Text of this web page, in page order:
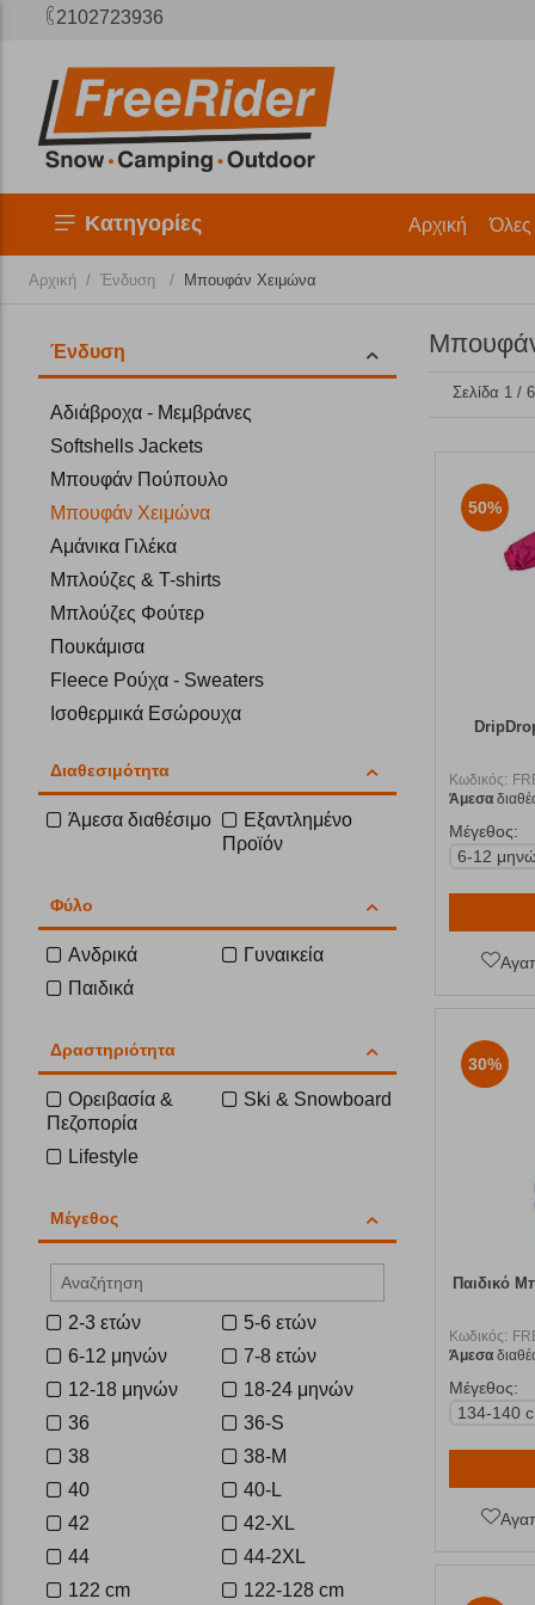
2102723936
Κατηγορίες Αρχική Όλες
Αρχική / Ένδυση / Μπουφάν Χειμώνα
Ένδυση
Αδιάβροχα - Μεμβράνες
Softshells Jackets
Μπουφάν Πούπουλο
Μπουφάν Χειμώνα
Αμάνικα Γιλέκα
Μπλούζες & T-shirts
Μπλούζες Φούτερ
Πουκάμισα
Fleece Ρούχα - Sweaters
Ισοθερμικά Εσώρουχα
Βερμούδες
Παντελόνια Ski
Φροντίδα Ενδυμάτων
Κολάν
Διαθεσιμότητα
Άμεσα διαθέσιμο
Εξαντλημένο
Προϊόν
Φύλο
Ανδρικά
Γυναικεία
Παιδικά
Δραστηριότητα
Ορειβασία &
Πεζοπορία
Ski & Snowboard
Lifestyle
Μέγεθος
2-3 ετών
5-6 ετών
6-12 μηνών
7-8 ετών
12-18 μηνών
18-24 μηνών
36
36-S
38
38-M
40
40-L
42
42-XL
44
44-2XL
122 cm
122-128 cm
Σελίδα 1 /
50%
Κωδικός:
Άμεσα
Μέγεθος:
6-12
30%
Παιδικό
Κωδικός:
Άμεσα
Μέγεθος:
134-140